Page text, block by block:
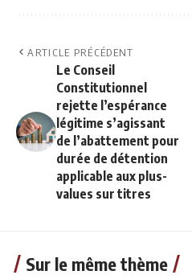
ARTICLE PRÉCÉDENT
Le Conseil
Constitutionnel
rejette l’espérance
légitime s’agissant
de l’abattement pour
durée de détention
applicable aux plus-
values sur titres
Sur le même thème